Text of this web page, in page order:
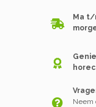
Ma t/
Neem